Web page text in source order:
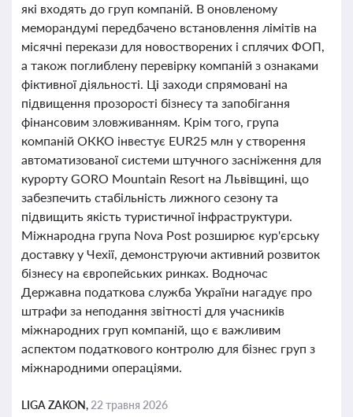
які входять до груп компаній. В оновленому
меморандумі передбачено встановлення лімітів на
місячні перекази для новостворених і сплячих ФОП,
а також поглиблену перевірку компаній з ознаками
фіктивної діяльності. Ці заходи спрямовані на
підвищення прозорості бізнесу та запобігання
фінансовим зловживанням. Крім того, група
компаній ОККО інвестує EUR25 млн у створення
автоматизованої системи штучного засніження для
курорту GORO Mountain Resort на Львівщині, що
забезпечить стабільність лижного сезону та
підвищить якість туристичної інфраструктури.
Міжнародна група Nova Post розширює кур'єрську
доставку у Чехії, демонструючи активний розвиток
бізнесу на європейських ринках. Водночас
Державна податкова служба України нагадує про
штрафи за неподання звітності для учасників
міжнародних груп компаній, що є важливим
аспектом податкового контролю для бізнес груп з
міжнародними операціями.
LIGA ZAKON, 22 травня 2026